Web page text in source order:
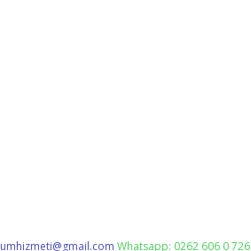
Whatsapp: 0262 606 0 726